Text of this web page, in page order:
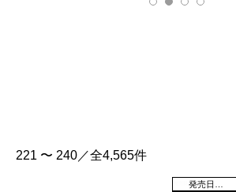
221 〜 240／全4,565件